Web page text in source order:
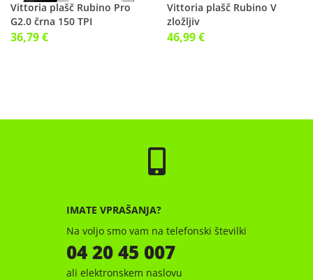
Vittoria plašč Rubino Pro
G2.0 črna 150 TPI
36,79 €
Vittoria plašč Rubino V
zložljiv
46,99 €
IMATE VPRAŠANJA?
Na voljo smo vam na telefonski številki
04 20 45 007
ali elektronskem naslovu